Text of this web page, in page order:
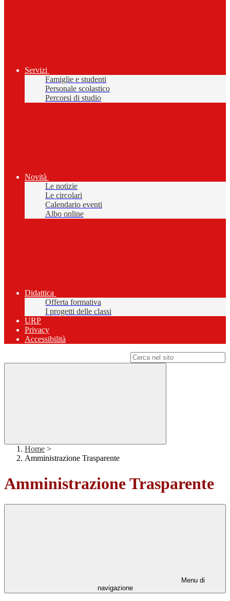
Servizi
Famiglie e studenti
Personale scolastico
Percorsi di studio
Novità
Le notizie
Le circolari
Calendario eventi
Albo online
Didattica
Offerta formativa
I progetti delle classi
URP
Privacy
Accessibilità
Home >
Amministrazione Trasparente
Amministrazione Trasparente
Menu di
navigazione